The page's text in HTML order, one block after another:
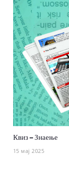
Квиз – Знаење
15 мај 2025